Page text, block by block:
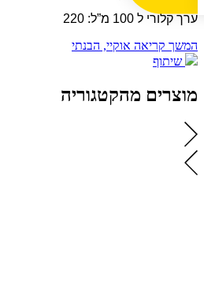
ערך קלורי ל 100 מ”ל: 220
המשך קריאה אוקיי, הבנתי
שיתוף
מוצרים מהקטגוריה